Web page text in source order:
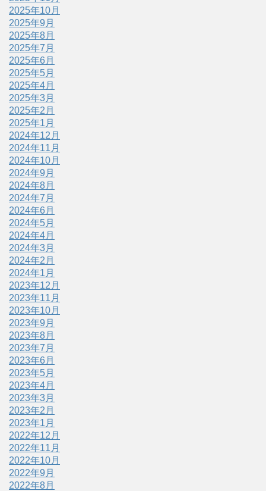
2025年10月
2025年9月
2025年8月
2025年7月
2025年6月
2025年5月
2025年4月
2025年3月
2025年2月
2025年1月
2024年12月
2024年11月
2024年10月
2024年9月
2024年8月
2024年7月
2024年6月
2024年5月
2024年4月
2024年3月
2024年2月
2024年1月
2023年12月
2023年11月
2023年10月
2023年9月
2023年8月
2023年7月
2023年6月
2023年5月
2023年4月
2023年3月
2023年2月
2023年1月
2022年12月
2022年11月
2022年10月
2022年9月
2022年8月